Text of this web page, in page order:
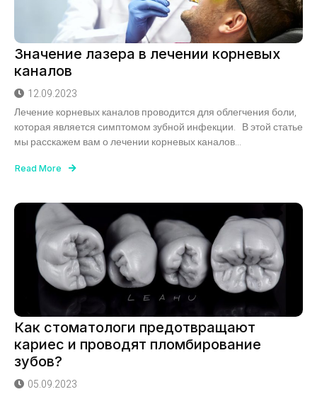
Значение лазера в лечении корневых
каналов
12.09.2023
Лечение корневых каналов проводится для облегчения боли,
которая является симптомом зубной инфекции. В этой статье
мы расскажем вам о лечении корневых каналов...
Read More
Как стоматологи предотвращают
кариес и проводят пломбирование
зубов?
05.09.2023